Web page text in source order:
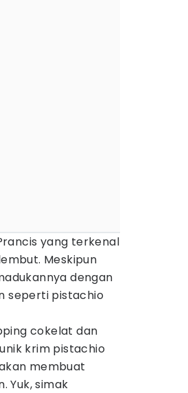
yang terkenal
Meskipun
dengan
seperti pistachio
cokelat dan
krim pistachio
membuat
Yuk, simak